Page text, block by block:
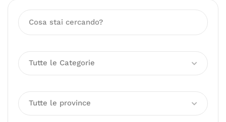
Tutte le Categorie
Tutte le province